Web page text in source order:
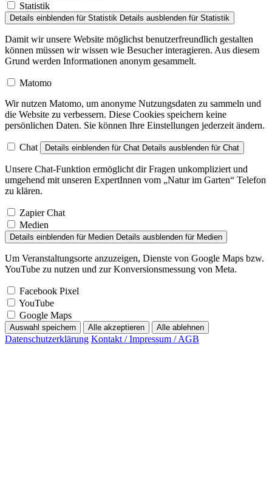
Statistik
Details einblenden für Statistik Details ausblenden für Statistik
Damit wir unsere Website möglichst benutzerfreundlich gestalten
können müssen wir wissen wie Besucher interagieren. Aus diesem
Grund werden Informationen anonym gesammelt.
Matomo
Wir nutzen Matomo, um anonyme Nutzungsdaten zu sammeln und
die Website zu verbessern. Diese Cookies speichern keine
persönlichen Daten. Sie können Ihre Einstellungen jederzeit ändern.
Chat Details einblenden für Chat Details ausblenden für Chat
Unsere Chat-Funktion ermöglicht dir Fragen unkompliziert und
umgehend mit unseren ExpertInnen vom „Natur im Garten“ Telefon
zu klären.
Zapier Chat
Medien
Details einblenden für Medien Details ausblenden für Medien
Um Veranstaltungsorte anzuzeigen, Dienste von Google Maps bzw.
YouTube zu nutzen und zur Konversionsmessung von Meta.
Facebook Pixel
YouTube
Google Maps
Auswahl speichern Alle akzeptieren Alle ablehnen
Datenschutzerklärung Kontakt / Impressum / AGB